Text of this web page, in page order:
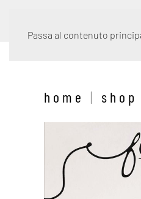
Passa al contenuto
home | shop